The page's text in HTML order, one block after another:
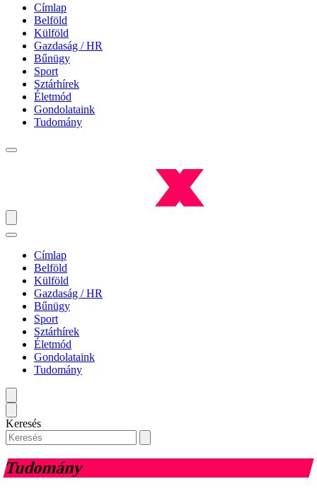
Címlap
Belföld
Külföld
Gazdaság / HR
Bűnügy
Sport
Sztárhírek
Életmód
Gondolataink
Tudomány
Címlap
Belföld
Külföld
Gazdaság / HR
Bűnügy
Sport
Sztárhírek
Életmód
Gondolataink
Tudomány
Keresés
Tudomány